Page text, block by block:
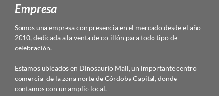
Empresa
Somos una empresa con presencia en el mercado desde el año
2010, dedicada a la venta de cotillón para todo tipo de
celebración.
Estamos ubicados en Dinosaurio Mall, un importante centro
comercial de la zona norte de Córdoba Capital, donde
contamos con un amplio local.